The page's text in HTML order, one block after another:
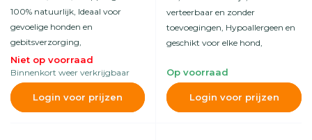
100% natuurlijk, Ideaal voor
gevoelige honden en
gebitsverzorging,
Niet op voorraad
Binnenkort weer verkrijgbaar
Login voor prijzen
verteerbaar en zonder
toevoegingen, Hypoallergeen en
geschikt voor elke hond,
Op voorraad
Login voor prijzen